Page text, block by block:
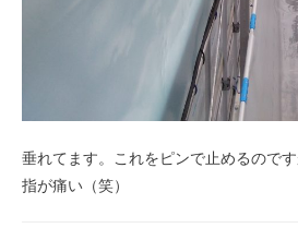
垂れてます。これをピンで止めるので
指が痛い（笑）